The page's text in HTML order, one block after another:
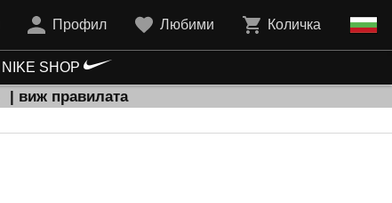
Профил Любими Количка
NIKE SHOP
| виж правилата